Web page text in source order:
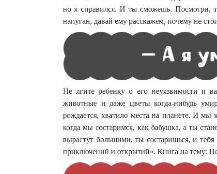
но я справился. И ты сможешь. Посмотри,
напуган, давай ему расскажем, почему не
Не лгите ребенку о его неуязвимости и
животные и даже цветы когда-нибудь
рождается, хватило места на планете. И мы
когда мы состаримся, как бабушка, а ты
вырастут большими, ты состаришься, и
приключений и открытий». Книга на тему: